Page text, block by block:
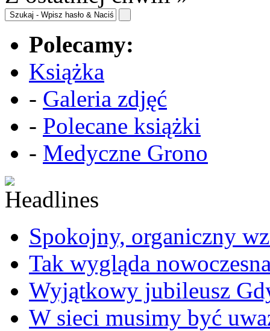
Polecamy:
Książka
- Galeria zdjęć
- Polecane książki
- Medyczne Grono
Spokojny, organiczny
Tak wygląda
Wyjątkowy jubileusz
W sieci musimy być